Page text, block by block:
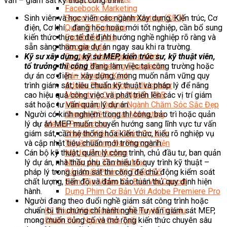
Facebook Marketing
Search Engine Optimization (SEO)
Quản Trị Fanpage
Facebook Ads
Google Ads
Content Marketing Đa Kênh
Digital Marketing Foundation
Bán Hàng Đa Kênh
Adobe Photoshop – Illustrator
Marketing Online Ngành F&B
Marketing Online Ngành Chăm Sóc Sắc Đẹp
Chuyên Đề Digital Marketing
Media Production
Chuyên Viên Tổ Chức Sự Kiện
Truyền Thông Đa Phương Tiện
Media Production
Nhiếp Ảnh Thương Mại
Sản Xuất Phim Kỹ Thuật Số
Biên Tập Video Cơ Bản Với Capcut
Dựng Phim Cơ Bản Với Adobe Premiere Pro
Sức Khỏe
Kỹ Thuật Viên Xoa Bóp Ấn Huyệt Trị Liệu
Chăm Sóc Người Cao Tuổi
Sinh viên và học viên các ngành Xây dựng, Kiến trúc, Cơ
điện, Cơ khí… đang học hoặc mới tốt nghiệp, cần bổ sung
kiến thức thực tế để định hướng nghề nghiệp rõ ràng và
sẵn sàng tham gia dự án ngay sau khi ra trường.
Kỹ sư xây dựng, kỹ sư MEP, kiến trúc sư, kỹ thuật viên,
tổ trưởng thi công đang làm việc tại công trường hoặc
dự án cơ điện – xây dựng, mong muốn nắm vững quy
trình giám sát, tiêu chuẩn kỹ thuật và pháp lý để nâng
cao hiệu quả công việc và phát triển lên các vị trí giám
sát hoặc tư vấn quản lý dự án.
Người có kinh nghiệm trong thi công, bảo trì hoặc quản
lý dự án MEP muốn chuyển hướng sang lĩnh vực tư vấn
giám sát, cần hệ thống hóa kiến thức, hiểu rõ nghiệp vụ
và cập nhật tiêu chuẩn mới trong ngành.
Cán bộ kỹ thuật, quản lý công trình, chủ đầu tư, ban quản
lý dự án, nhà thầu phụ cần hiểu rõ quy trình kỹ thuật –
pháp lý trong giám sát thi công để chủ động kiểm soát
chất lượng, tiến độ và đảm bảo tuân thủ quy định hiện
hành.
Người đang theo đuổi nghề giám sát công trình hoặc
chuẩn bị thi chứng chỉ hành nghề Tư vấn giám sát MEP,
mong muốn củng cố và mở rộng kiến thức chuyên sâu